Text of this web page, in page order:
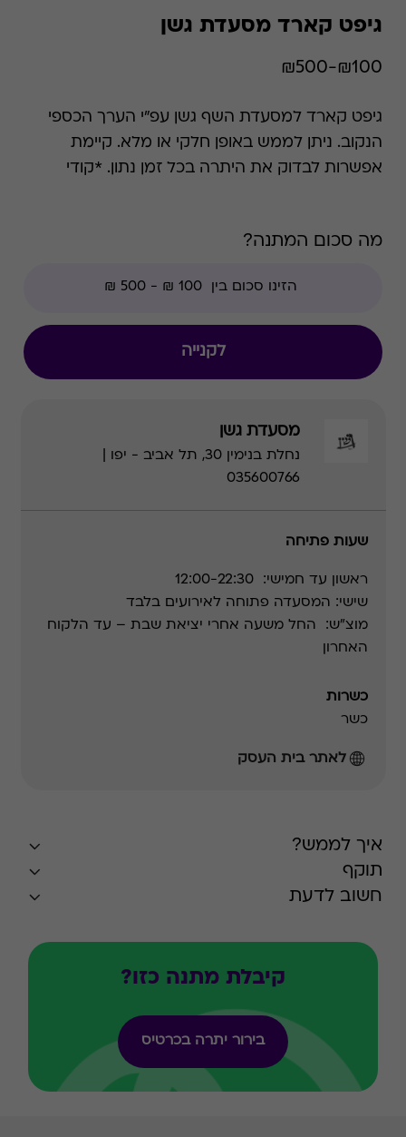
גיפט קארד מסעדת גשן
₪100-₪500
גיפט קארד למסעדת השף גשן עפ"י הערך הכספי
הנקוב. ניתן לממש באופן חלקי או מלא. קיימת
אפשרות לבדוק את היתרה בכל זמן נתון. *קודי
מה סכום המתנה?
לקנייה
מסעדת גשן
נחלת בנימין 30, תל אביב - יפו |
035600766
שעות פתיחה
ראשון עד חמישי: 12:00-22:30
שישי: המסעדה פתוחה לאירועים בלבד
מוצ"ש: החל משעה אחרי יציאת שבת – עד הלקוח
האחרון
כשרות
כשר
לאתר בית העסק
איך לממש?
תוקף
חשוב לדעת
קיבלת מתנה כזו?
בירור יתרה בכרטיס